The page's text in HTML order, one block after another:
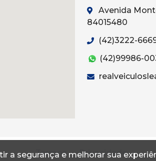
a segurança e melhorar sua
Avenida
84015480
(42)3222-
(42)99986-
Termos Privacidade